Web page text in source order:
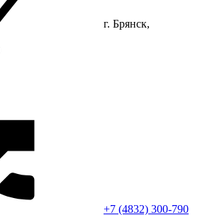
г. Брянск,
+7 (4832) 300-790